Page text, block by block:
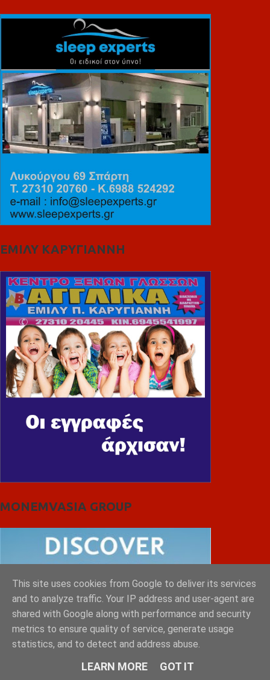
ΕΜΙΛΥ ΚΑΡΥΓΙΑΝΝΗ
MONEMVASIA GROUP
This site uses cookies from Google to deliver its services
and to analyze traffic. Your IP address and user-agent are
shared with Google along with performance and security
metrics to ensure quality of service, generate usage
statistics, and to detect and address abuse.
LEARN MORE GOT IT